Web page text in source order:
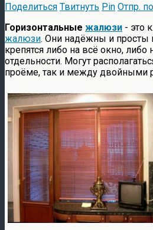
Поделиться Твитнуть Pin Отпр.
Горизонтальные жалюзи - это
жалюзи. Они надёжны и просты
крепятся либо на всё окно,
отдельности. Могут
проёме, так и между двойными